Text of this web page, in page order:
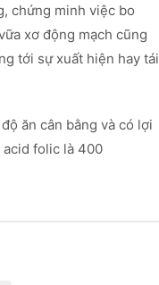
chứng minh việc bo
xơ động mạch cũng
tới sự xuất hiện hay tái
ăn cân bằng và có lợi
acid folic là 400